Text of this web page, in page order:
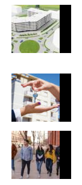
Capital